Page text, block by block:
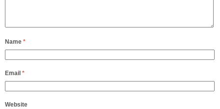
Name *
Email *
Website